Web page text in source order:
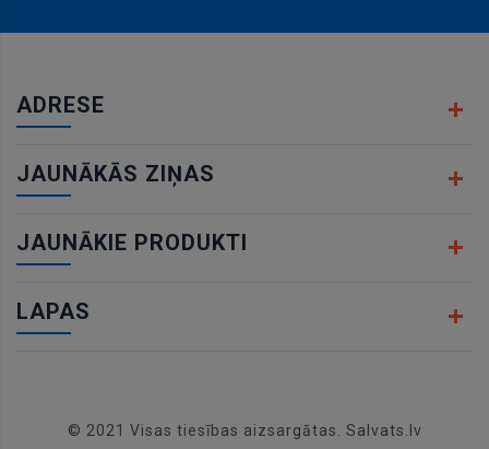
ADRESE
JAUNĀKĀS ZIŅAS
JAUNĀKIE PRODUKTI
LAPAS
© 2021 Visas tiesības aizsargātas. Salvats.lv